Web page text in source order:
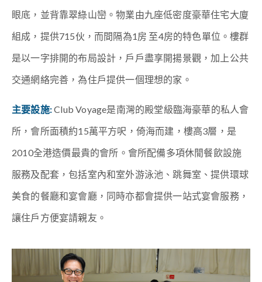
眼底，並背靠翠綠山巒。物業由九座低密度豪華住宅大廈
組成，提供715伙，而間隔為1房 至4房的特色單位。樓群
是以一字排開的布局設計，戶戶盡享開揚景觀，加上公共
交通網絡完善，為住戶提供一個理想的家。
主要設施:Club Voyage是南灣的殿堂級臨海豪華的私人會
所，會所面積約15萬平方呎，倚海而建，樓高3層，是
2010全港造價最貴的會所。會所配備多項休閒餐飲設施
服務及配套，包括室內和室外游泳池、跳舞室、提供環球
美食的餐廳和宴會廳，同時亦都會提供一站式宴會服務，
讓住戶方便宴請親友。